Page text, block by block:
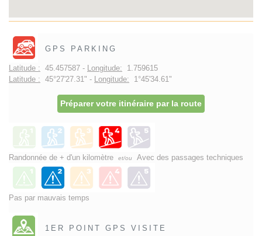
GPS PARKING
Latitude : 45.457587 - Longitude: 1.759615
Latitude : 45°27'27.31" - Longitude: 1°45'34.61"
Préparer votre itinéraire par la route
Randonnée de + d'un kilomètre et/ou Avec des passages techniques
Pas par mauvais temps
1ER POINT GPS VISITE